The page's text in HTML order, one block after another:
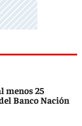
menos 25
Banco Nación